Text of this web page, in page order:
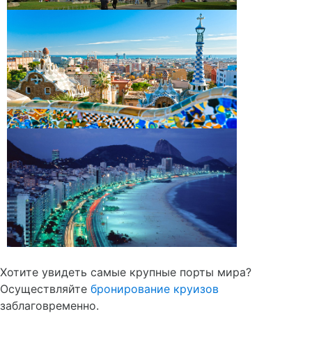
Хотите увидеть самые крупные порты мира?
Осуществляйте бронирование круизов
заблаговременно.